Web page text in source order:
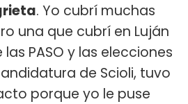
. Yo cubrí muchas
una que cubrí en Luján
PASO y las elecciones
de Scioli, tuvo
porque yo le puse